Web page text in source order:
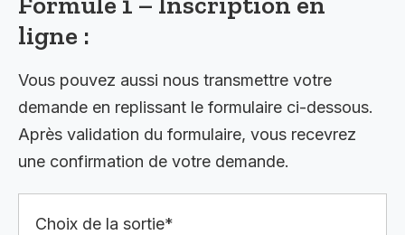
ligne :
Vous pouvez aussi nous transmettre votre
demande en replissant le formulaire ci-dessous.
Après validation du formulaire, vous recevrez
une confirmation de votre demande.
Choix de la sortie*